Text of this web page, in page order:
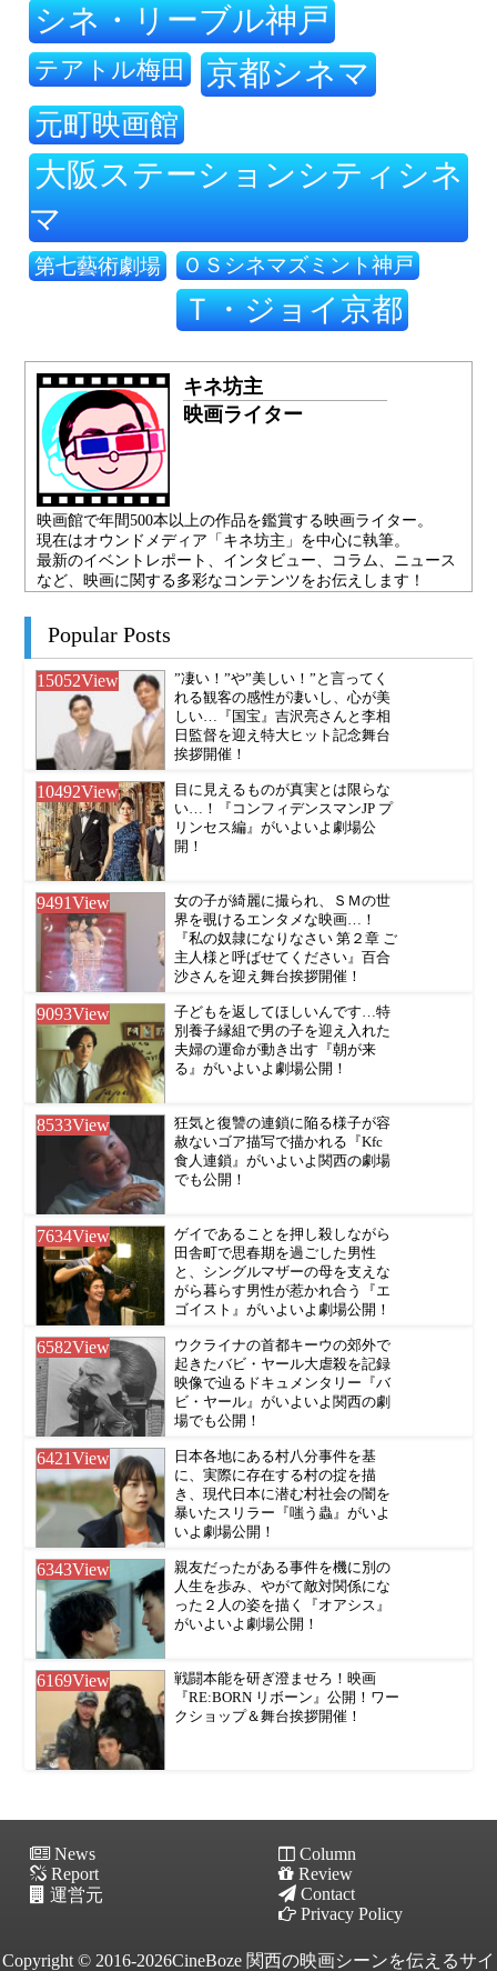
シネ・リーブル神戸
テアトル梅田 京都シネマ
元町映画館
大阪ステーションシティシネ
マ
第七藝術劇場 ＯＳシネマズミント神戸
Ｔ・ジョイ京都
キネ坊主
映画ライター
映画館で年間500本以上の作品を鑑賞する映画ライター。
現在はオウンドメディア「キネ坊主」を中心に執筆。
最新のイベントレポート、インタビュー、コラム、ニュース
など、映画に関する多彩なコンテンツをお伝えします！
Popular Posts
15052View
”凄い！”や”美しい！”と言ってく
れる観客の感性が凄いし、心が美
しい…『国宝』吉沢亮さんと李相
日監督を迎え特大ヒット記念舞台
挨拶開催！
10492View
目に見えるものが真実とは限らな
い…！『コンフィデンスマンJP プ
リンセス編』がいよいよ劇場公
開！
9491View
女の子が綺麗に撮られ、ＳＭの世
界を覗けるエンタメな映画…！
『私の奴隷になりなさい 第２章 ご
主人様と呼ばせてください』百合
沙さんを迎え舞台挨拶開催！
9093View
子どもを返してほしいんです…特
別養子縁組で男の子を迎え入れた
夫婦の運命が動き出す『朝が来
る』がいよいよ劇場公開！
8533View
狂気と復讐の連鎖に陥る様子が容
赦ないゴア描写で描かれる『Kfc
食人連鎖』がいよいよ関西の劇場
でも公開！
7634View
ゲイであることを押し殺しながら
田舎町で思春期を過ごした男性
と、シングルマザーの母を支えな
がら暮らす男性が惹かれ合う『エ
ゴイスト』がいよいよ劇場公開！
6582View
ウクライナの首都キーウの郊外で
起きたバビ・ヤール大虐殺を記録
映像で辿るドキュメンタリー『バ
ビ・ヤール』がいよいよ関西の劇
場でも公開！
6421View
日本各地にある村八分事件を基
に、実際に存在する村の掟を描
き、現代日本に潜む村社会の闇を
暴いたスリラー『嗤う蟲』がいよ
いよ劇場公開！
6343View
親友だったがある事件を機に別の
人生を歩み、やがて敵対関係にな
った２人の姿を描く『オアシス』
がいよいよ劇場公開！
6169View
戦闘本能を研ぎ澄ませろ！映画
『RE:BORN リボーン』公開！ワー
クショップ＆舞台挨拶開催！
News
Column
Report
Review
運営元
Contact
Privacy Policy
Copyright © 2016-2026CineBoze 関西の映画シーンを伝えるサイ